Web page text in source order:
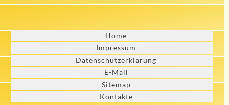
Home
Impressum
Datenschutzerklärung
E-Mail
Sitemap
Kontakte